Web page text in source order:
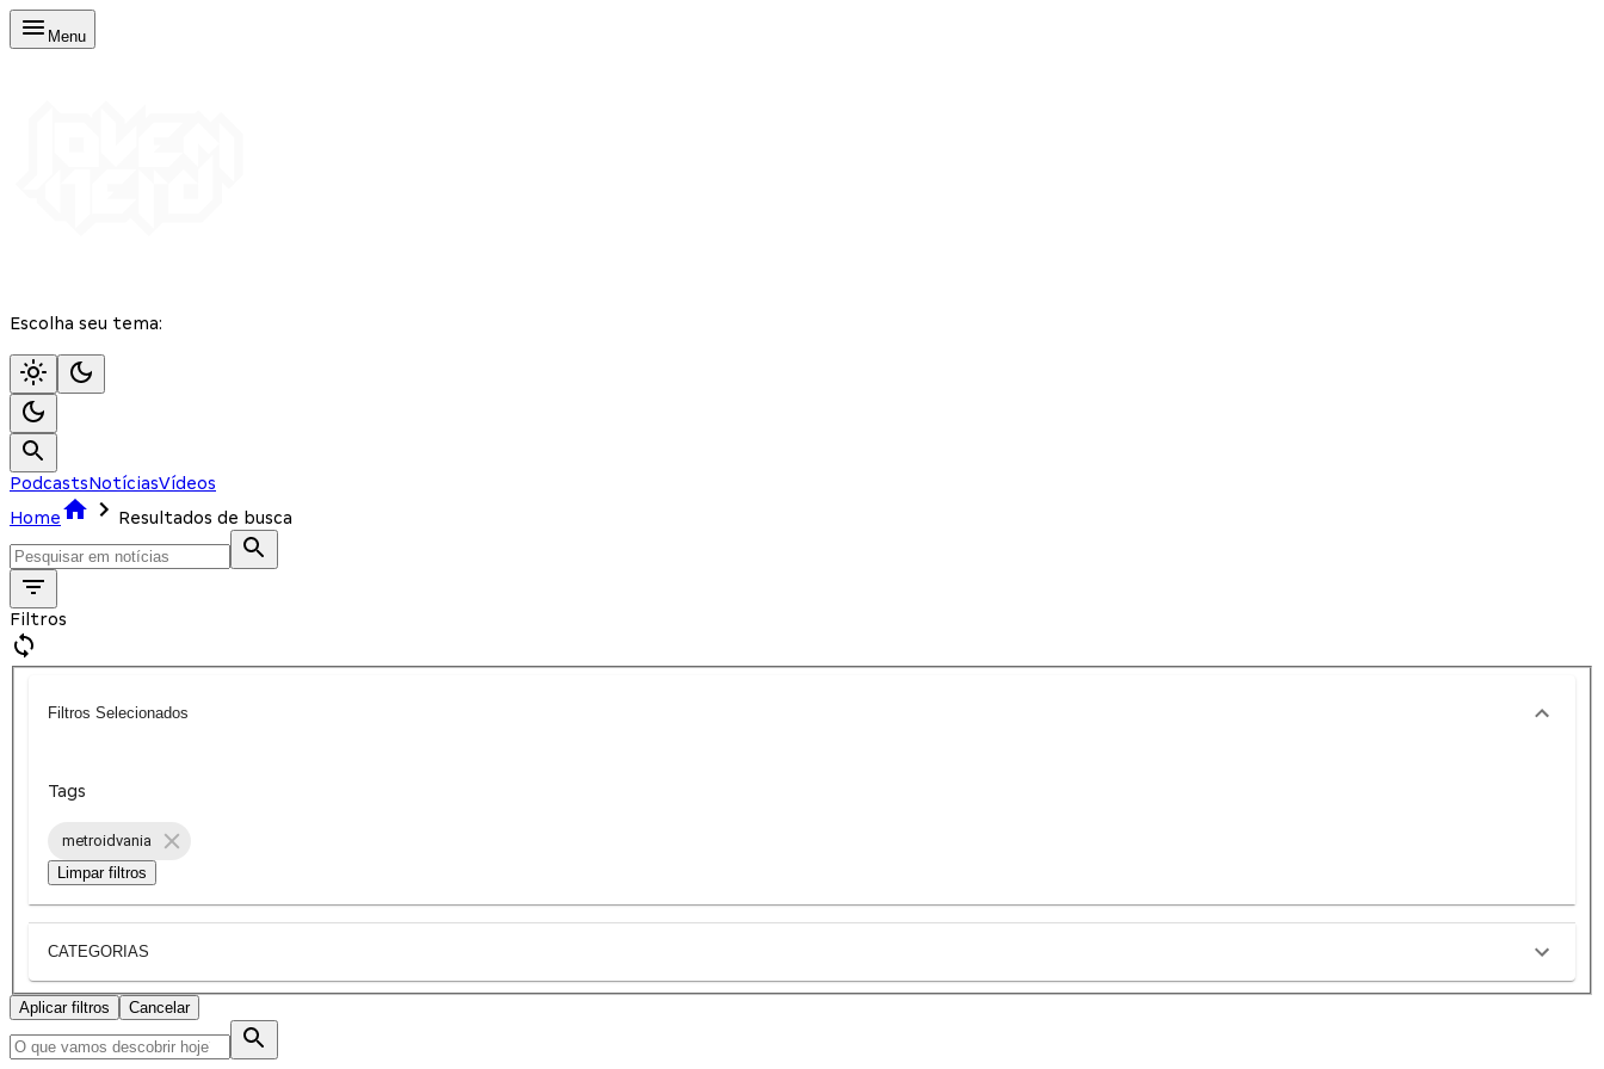
Menu
Escolha seu tema:
PodcastsNotíciasVídeos
Home
Resultados de busca
Filtros
Filtros Selecionados
Tags
metroidvania
Limpar filtros
CATEGORIAS
Aplicar filtros Cancelar